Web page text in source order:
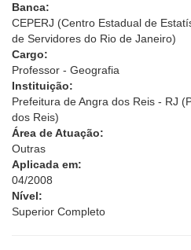
Banca:
CEPERJ (Centro Estadual de
de Servidores do Rio de Janeiro)
Cargo:
Professor - Geografia
Instituição:
Prefeitura de Angra dos Reis - RJ
dos Reis)
Área de Atuação:
Outras
Aplicada em:
04/2008
Nível:
Superior Completo